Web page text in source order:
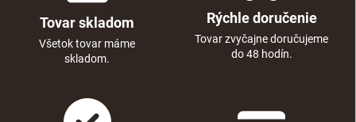
Tovar skladom
Všetok tovar máme
skladom.
Rýchle doručenie
Tovar zvyčajne doručujeme
do 48 hodín.